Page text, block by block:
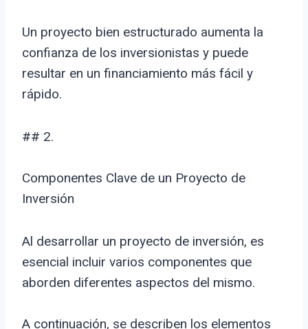
Un proyecto bien estructurado aumenta la
confianza de los inversionistas y puede
resultar en un financiamiento más fácil y
rápido.
## 2.
Componentes Clave de un Proyecto de
Inversión
Al desarrollar un proyecto de inversión, es
esencial incluir varios componentes que
aborden diferentes aspectos del mismo.
A continuación, se describen los elementos